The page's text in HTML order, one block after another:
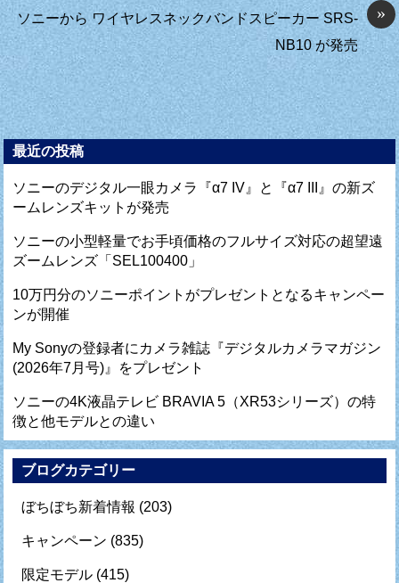
»
ソニーから ワイヤレスネックバンドスピーカー SRS-
NB10 が発売
最近の投稿
ソニーのデジタル一眼カメラ『α7 IV』と『α7 III』の新ズ
ームレンズキットが発売
ソニーの小型軽量でお手頃価格のフルサイズ対応の超望遠
ズームレンズ「SEL100400」
10万円分のソニーポイントがプレゼントとなるキャンペー
ンが開催
My Sonyの登録者にカメラ雑誌『デジタルカメラマガジン
(2026年7月号)』をプレゼント
ソニーの4K液晶テレビ BRAVIA 5（XR53シリーズ）の特
徴と他モデルとの違い
ブログカテゴリー
ぼちぼち新着情報 (203)
キャンペーン (835)
限定モデル (415)